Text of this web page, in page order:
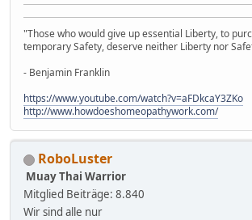
"Those who would give up essential Liberty, to
temporary Safety, deserve neither Liberty nor
- Benjamin Franklin
https://www.youtube.com/watch?v=aFDkcaY3ZKo
http://www.howdoeshomeopathywork.com/
RoboLuster
Muay Thai Warrior
Mitglied Beiträge: 8.840
Wir sind alle nur